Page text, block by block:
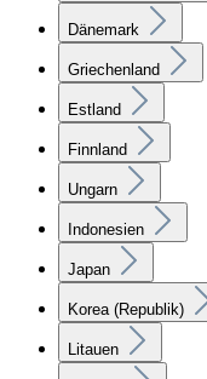
Dänemark
Griechenland
Estland
Finnland
Ungarn
Indonesien
Japan
Korea (Republik)
Litauen